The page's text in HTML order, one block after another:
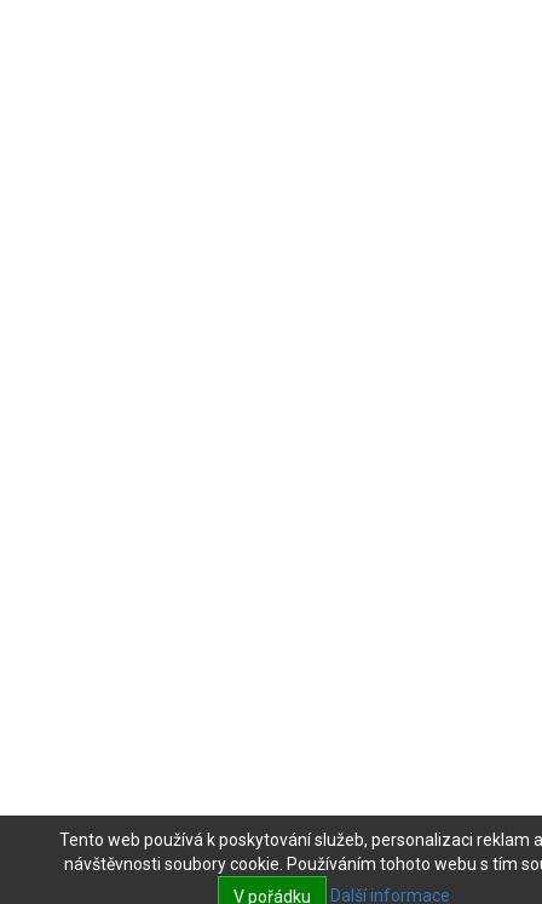
Tento web používá k poskytování služeb, personalizaci reklam
návštěvnosti soubory cookie. Používáním tohoto webu s tím
V pořádku
Další informace